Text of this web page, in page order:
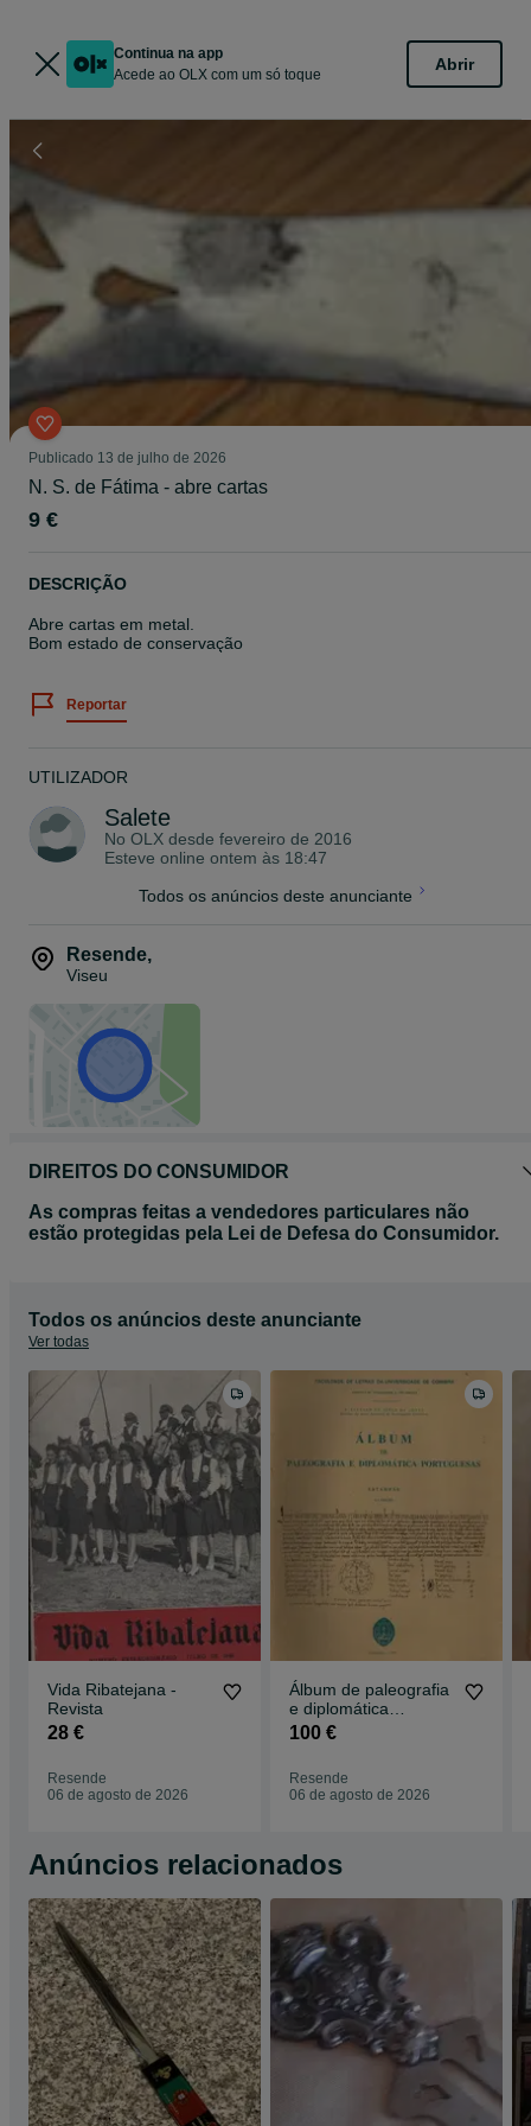
Continua na app
Acede ao OLX com um só toque
Abrir
Publicado 13 de julho de 2026
N. S. de Fátima - abre cartas
9 €
DESCRIÇÃO
Abre cartas em metal.
Bom estado de conservação
Reportar
UTILIZADOR
Salete
No OLX desde fevereiro de 2016
Esteve online ontem às 18:47
Todos os anúncios deste anunciante
Resende,
Viseu
DIREITOS DO CONSUMIDOR
As compras feitas a vendedores particulares não
estão protegidas pela Lei de Defesa do Consumidor.
Todos os anúncios deste anunciante
Ver todas
Vida Ribatejana -
Revista
28 €
Resende
06 de agosto de 2026
Álbum de paleografia
e diplomática
portuguesa
100 €
Resende
06 de agosto de 2026
Anúncios relacionados